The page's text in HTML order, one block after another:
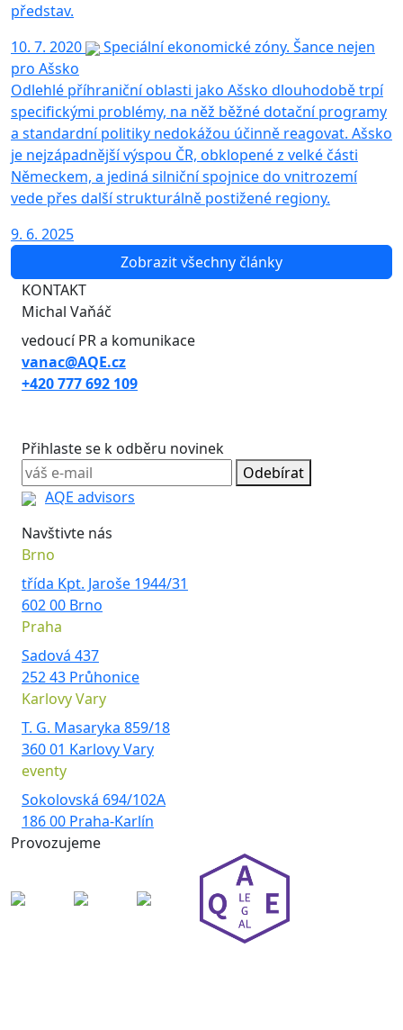
představ.
10. 7. 2020
Speciální ekonomické zóny. Šance nejen
pro Ašsko
Odlehlé příhraniční oblasti jako Ašsko dlouhodobě trpí
specifickými problémy, na něž běžné dotační programy
a standardní politiky nedokážou účinně reagovat. Ašsko
je nejzápadnější výspou ČR, obklopené z velké části
Německem, a jediná silniční spojnice do vnitrozemí
vede přes další strukturálně postižené regiony.
9. 6. 2025
Zobrazit všechny články
KONTAKT
Michal Vaňáč
vedoucí PR a komunikace
vanac@AQE.cz
+420 777 692 109
Přihlaste se k odběru novinek
Odebírat
AQE advisors
Navštivte nás
Brno
třída Kpt. Jaroše 1944/31
602 00 Brno
Praha
Sadová 437
252 43 Průhonice
Karlovy Vary
T. G. Masaryka 859/18
360 01 Karlovy Vary
eventy
Sokolovská 694/102A
186 00 Praha-Karlín
Provozujeme